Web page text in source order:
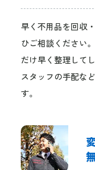
早く不用品を回収
ひご相談ください
だけ早く整理して
スタッフの手配な
す。